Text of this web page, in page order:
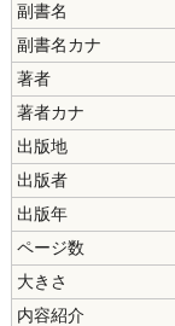
副書名
副書名カナ
著者
著者カナ
出版地
出版者
出版年
ページ数
大きさ
内容紹介